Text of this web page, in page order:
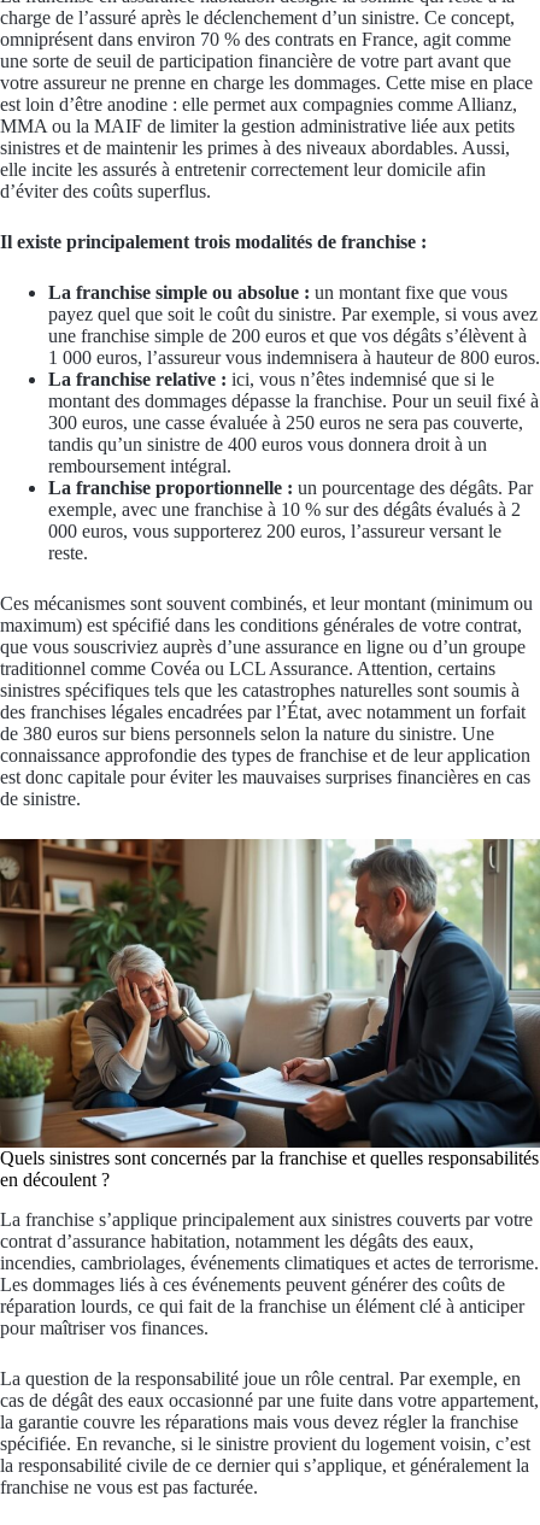
charge de l’assuré après le déclenchement d’un sinistre. Ce concept,
omniprésent dans environ 70 % des contrats en France, agit comme
une sorte de seuil de participation financière de votre part avant que
votre assureur ne prenne en charge les dommages. Cette mise en place
est loin d’être anodine : elle permet aux compagnies comme Allianz,
MMA ou la MAIF de limiter la gestion administrative liée aux petits
sinistres et de maintenir les primes à des niveaux abordables. Aussi,
elle incite les assurés à entretenir correctement leur domicile afin
d’éviter des coûts superflus.
Il existe principalement trois modalités de franchise :
La franchise simple ou absolue : un montant fixe que vous
payez quel que soit le coût du sinistre. Par exemple, si vous avez
une franchise simple de 200 euros et que vos dégâts s’élèvent à
1 000 euros, l’assureur vous indemnisera à hauteur de 800 euros.
La franchise relative : ici, vous n’êtes indemnisé que si le
montant des dommages dépasse la franchise. Pour un seuil fixé à
300 euros, une casse évaluée à 250 euros ne sera pas couverte,
tandis qu’un sinistre de 400 euros vous donnera droit à un
remboursement intégral.
La franchise proportionnelle : un pourcentage des dégâts. Par
exemple, avec une franchise à 10 % sur des dégâts évalués à 2
000 euros, vous supporterez 200 euros, l’assureur versant le
reste.
Ces mécanismes sont souvent combinés, et leur montant (minimum ou
maximum) est spécifié dans les conditions générales de votre contrat,
que vous souscriviez auprès d’une assurance en ligne ou d’un groupe
traditionnel comme Covéa ou LCL Assurance. Attention, certains
sinistres spécifiques tels que les catastrophes naturelles sont soumis à
des franchises légales encadrées par l’État, avec notamment un forfait
de 380 euros sur biens personnels selon la nature du sinistre. Une
connaissance approfondie des types de franchise et de leur application
est donc capitale pour éviter les mauvaises surprises financières en cas
de sinistre.
Quels sinistres sont concernés par la franchise et quelles responsabilités
en découlent ?
La franchise s’applique principalement aux sinistres couverts par votre
contrat d’assurance habitation, notamment les dégâts des eaux,
incendies, cambriolages, événements climatiques et actes de terrorisme.
Les dommages liés à ces événements peuvent générer des coûts de
réparation lourds, ce qui fait de la franchise un élément clé à anticiper
pour maîtriser vos finances.
La question de la responsabilité joue un rôle central. Par exemple, en
cas de dégât des eaux occasionné par une fuite dans votre appartement,
la garantie couvre les réparations mais vous devez régler la franchise
spécifiée. En revanche, si le sinistre provient du logement voisin, c’est
la responsabilité civile de ce dernier qui s’applique, et généralement la
franchise ne vous est pas facturée.